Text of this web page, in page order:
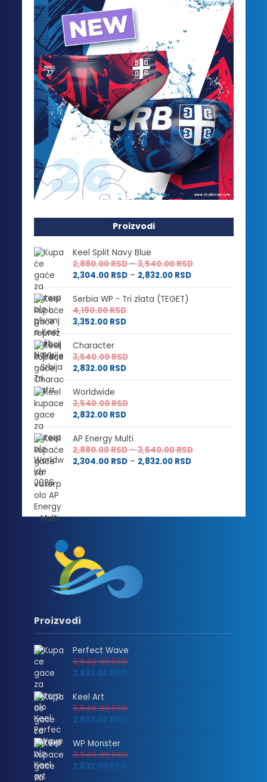
Proizvodi
Keel Split Navy Blue
2,880.00RSD – 3,540.00RSDRaspon
od
2,304.00 RSD – 2,832.00 RSDRaspon
cena:
2,832.00 RSD
Serbia WP - Tri zlata (TEGET)
4,190.00RSD
3,352.00 RSD
Character
3,540.00RSD
2,832.00 RSD
Worldwide
3,540.00RSD
2,832.00 RSD
AP Energy Multi
2,880.00RSD – 3,540.00RSDRaspon
2,304.00 RSD – 2,832.00 RSDRaspon
2,832.00 RSD
Proizvodi
Perfect Wave
3,540.00RSD
2,832.00 RSD
Keel Art
3,540.00RSD
2,832.00 RSD
WP Monster
3,540.00RSD
2,832.00 RSD